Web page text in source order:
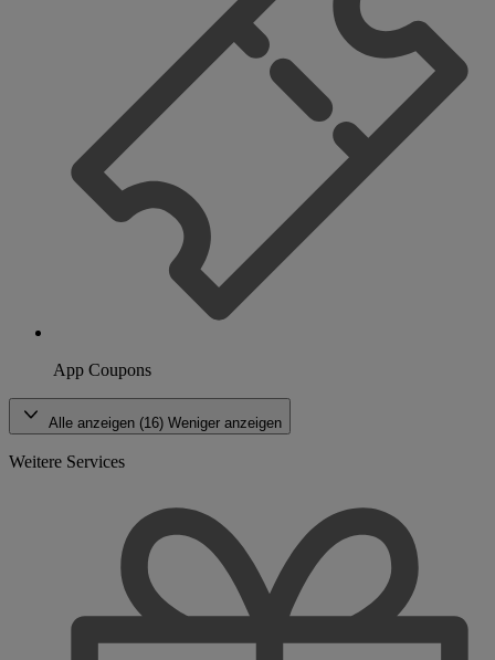
App Coupons
Alle anzeigen (16) Weniger anzeigen
Weitere Services